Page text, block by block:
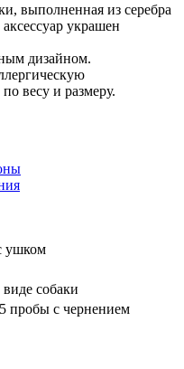
выполненная из серебра
украшен
дизайном.
весу и размеру.
ушком
собаки
пробы с чернением